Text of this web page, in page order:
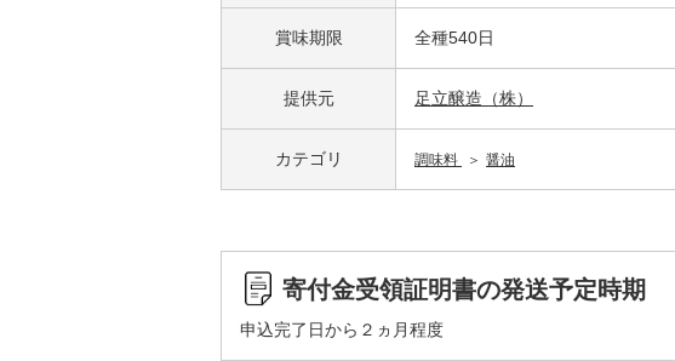
賞味期限 全種540日
提供元 足立醸造（株）
カテゴリ 調味料 醤油
寄付金受領証明書の発送予定時期
申込完了日から２ヵ月程度